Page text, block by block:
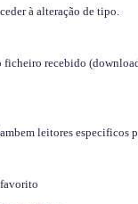
à alteração de tipo.
recebido
leitores especificos